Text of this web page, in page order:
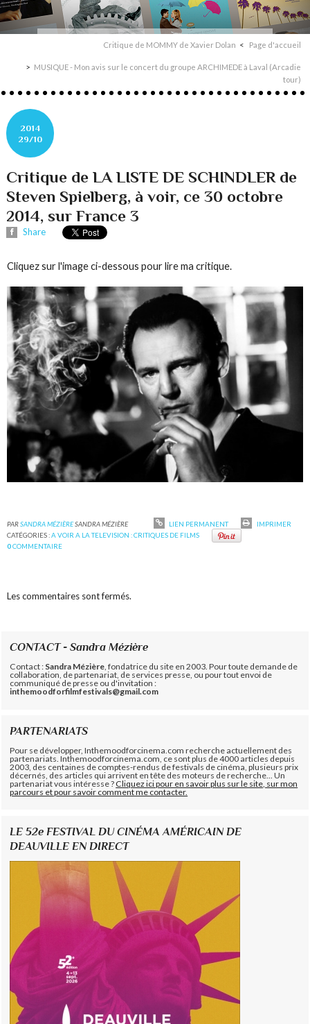
Critique de MOMMY de Xavier Dolan Page d'accueil
MUSIQUE - Mon avis sur le concert du groupe ARCHIMEDE à Laval (Arcadie
tour)
2014
29/10
Critique de LA LISTE DE SCHINDLER de
Steven Spielberg, à voir, ce 30 octobre
2014, sur France 3
Share
Cliquez sur l'image ci-dessous pour lire ma critique.
PARSANDRA MÉZIÈRESANDRA MÉZIÈRE LIEN PERMANENT
IMPRIMER
CATÉGORIES :A VOIR A LA TELEVISION : CRITIQUES DE FILMS
0COMMENTAIRE
Les commentaires sont fermés.
CONTACT - Sandra Mézière
Contact : Sandra Mézière , fondatrice du site en 2003. Pour toute demande de
collaboration, de partenariat, de services presse, ou pour tout envoi de
communiqué de presse ou d'invitation :
inthemoodforfilmfestivals@gmail.com
PARTENARIATS
Pour se développer, Inthemoodforcinema.com recherche actuellement des
partenariats. Inthemoodforcinema.com, ce sont plus de 4000 articles depuis
2003, des centaines de comptes-rendus de festivals de cinéma, plusieurs prix
décernés, des articles qui arrivent en tête des moteurs de recherche... Un
partenariat vous intéresse ?Cliquez ici pour en savoir plus sur le site, sur mon
parcours et pour savoir comment me contacter.
LE 52e FESTIVAL DU CINÉMA AMÉRICAIN DE
DEAUVILLE EN DIRECT